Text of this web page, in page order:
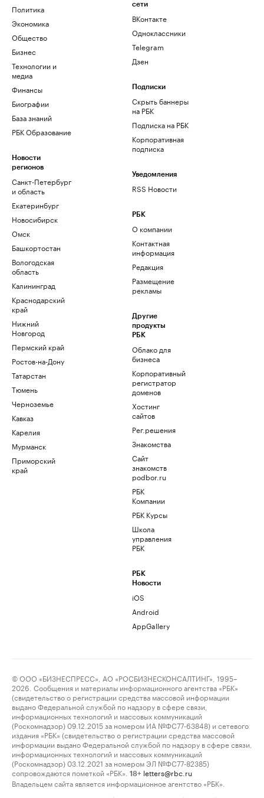
Политика
Экономика
Общество
Бизнес
Технологии и
медиа
Финансы
Биографии
База знаний
РБК Образование
Новости
регионов
Санкт-Петербург
и область
Екатеринбург
Новосибирск
Омск
Башкортостан
Вологодская
область
Калининград
Краснодарский
край
Нижний
Новгород
Пермский край
Ростов-на-Дону
Татарстан
Тюмень
Черноземье
Кавказ
Карелия
Мурманск
Приморский
край
сети
ВКонтакте
Одноклассники
Telegram
Дзен
Подписки
Скрыть баннеры
на РБК
Подписка на РБК
Корпоративная
подписка
Уведомления
RSS Новости
РБК
О компании
Контактная
информация
Редакция
Размещение
рекламы
Другие
продукты
РБК
Облако для
бизнеса
Корпоративный
регистратор
доменов
Хостинг
сайтов
Рег.решения
Знакомства
Сайт
знакомств
podbor.ru
РБК
Компании
РБК Курсы
Школа
управления
РБК
РБК
Новости
iOS
Android
AppGallery
© ООО «БИЗНЕСПРЕСС», АО «РОСБИЗНЕСКОНСАЛТИНГ», 1995–
2026. Сообщения и материалы информационного агентства «РБК»
(свидетельство о регистрации средства массовой информации
выдано Федеральной службой по надзору в сфере связи,
информационных технологий и массовых коммуникаций
(Роскомнадзор) 09.12.2015 за номером ИА №ФС77-63848) и сетевого
издания «РБК» (свидетельство о регистрации средства массовой
информации выдано Федеральной службой по надзору в сфере связи,
информационных технологий и массовых коммуникаций
(Роскомнадзор) 03.12.2021 за номером ЭЛ №ФС77-82385)
сопровождаются пометкой «РБК».
18+ letters@rbc.ru
Владельцем сайта является информационное агентство «РБК».